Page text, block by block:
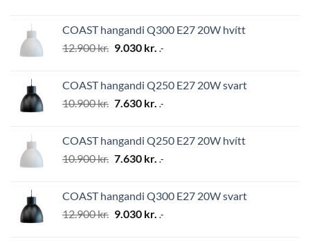
24.500 kr..17.150 kr..
COAST hangandi Q300 E27 20W hvítt
12.900kr. Original
12.900 kr..
9.030 kr. Current
9.030 kr..
.-
COAST hangandi Q250 E27 20W svart
10.900kr. Original
10.900 kr..
7.630 kr. Current
7.630 kr..
.-
COAST hangandi Q250 E27 20W hvítt
10.900kr. Original
10.900 kr..
7.630 kr. Current
7.630 kr..
.-
COAST hangandi Q300 E27 20W svart
12.900kr. Original
9.030 kr. Current
.-